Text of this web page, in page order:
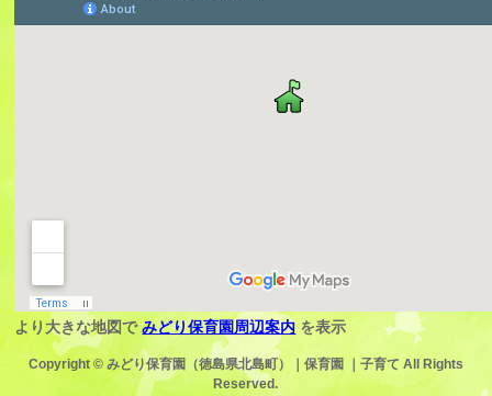
より大きな地図でみどり保育園周辺案内 を表示
Copyright © みどり保育園（徳島県北島町）｜保育園 ｜子育て All Rights
Reserved.